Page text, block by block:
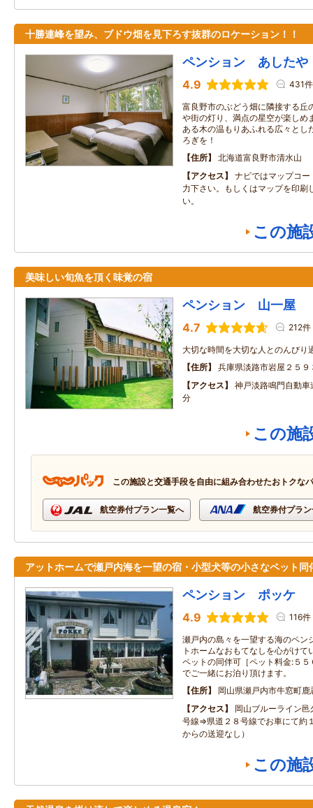
十勝連峰を望み、ブドウ畑を見下ろす抜群のロケーション！！
ペンション あしたや
4.9 431件
富良野市のぶどう畑に隣接する丘
や街の灯り、満点の星空が楽しめ
ある木の温もりあふれる広々とし
ろぎを！
住所
北海道富良野市清水山
アクセス
ナビではマップコ
力下さい。もしくはマップを印刷
い。
この施
美味しい旬魚を頂く味覚の宿
ペンション 山一屋
4.7 212件
大切な時間を大切な人とのんびり
住所
兵庫県淡路市岩屋２５９
アクセス
神戸淡路鳴門自動
分
この施
この施設と交通手段を自由に組み合わせたおトクな
航空券付プラン一覧へ 航空券付プラ
アットホームで瀬戸内海を一望の宿・小型犬等の小さなペット同
ペンション ポッケ
4.9 116件
瀬戸内の島々を一望する海のペン
トホームなおもてなしを心がけ
ペットの同伴可［ペット料金:５
でご一緒にお泊り頂けます。
住所
岡山県瀬戸内市牛窓町
アクセス
岡山ブルーライン
号線⇒県道２８号線でお車にて約
からの送迎なし）
この施